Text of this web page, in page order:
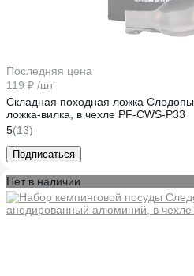
Последняя цена
119 ₽ /шт
Складная походная ложка
ложка-вилка, в чехле PF-CWS-P33
5(13)
Подписаться
Нет в наличии